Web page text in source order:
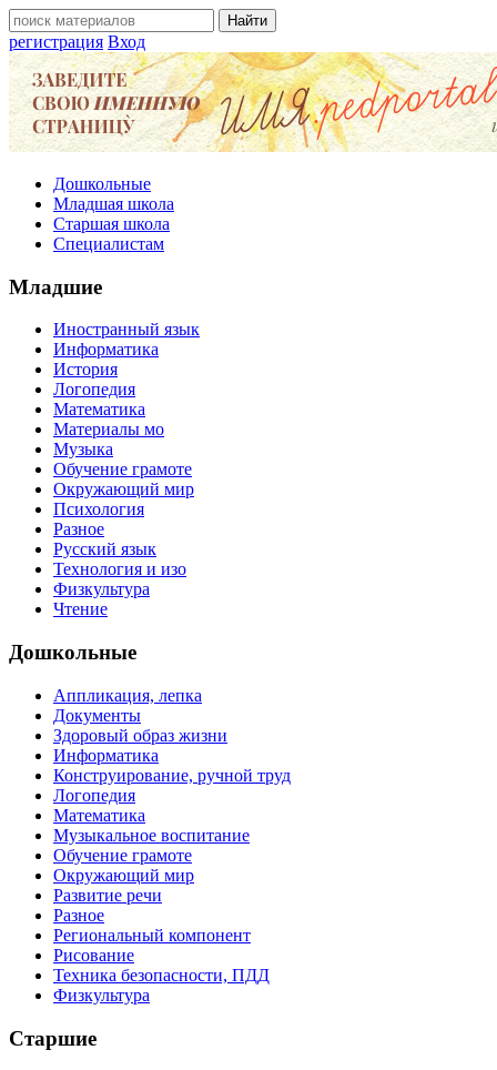
регистрация Вход
Дошкольные
Младшая школа
Старшая школа
Специалистам
Младшие
Иностранный язык
Информатика
История
Логопедия
Математика
Материалы мо
Музыка
Обучение грамоте
Окружающий мир
Психология
Разное
Русский язык
Технология и изо
Физкультура
Чтение
Дошкольные
Аппликация, лепка
Документы
Здоровый образ жизни
Информатика
Конструирование, ручной труд
Логопедия
Математика
Музыкальное воспитание
Обучение грамоте
Окружающий мир
Развитие речи
Разное
Региональный компонент
Рисование
Техника безопасности, ПДД
Физкультура
Старшие